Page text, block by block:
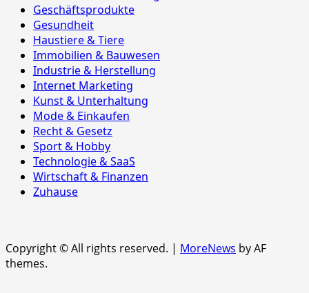
Geschäftsprodukte
Gesundheit
Haustiere & Tiere
Immobilien & Bauwesen
Industrie & Herstellung
Internet Marketing
Kunst & Unterhaltung
Mode & Einkaufen
Recht & Gesetz
Sport & Hobby
Technologie & SaaS
Wirtschaft & Finanzen
Zuhause
Copyright © All rights reserved. | MoreNews by AF
themes.